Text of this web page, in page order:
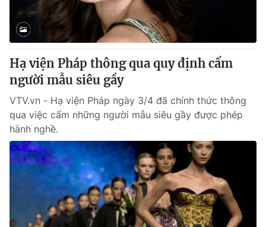
Hạ viện Pháp thông qua quy định cấm
người mẫu siêu gầy
VTV.vn - Hạ viện Pháp ngày 3/4 đã chính thức thông
qua việc cấm những người mẫu siêu gầy được phép
hành nghề.